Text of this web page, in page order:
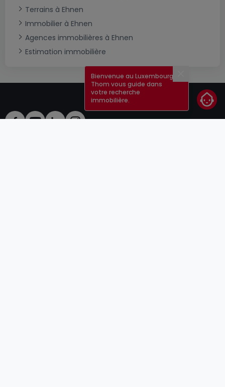
Terrains à Ehnen
Immobilier à Ehnen
Agences immobilières à Ehnen
Estimation immobilière
Bienvenue au Luxembourg !
Thom vous guide dans
votre recherche
immobilière.